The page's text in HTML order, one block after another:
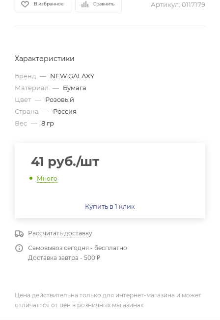
В избранное Сравнить Артикул: 0117179
Характеристики
Бренд — NEW GALAXY
Материал — Бумага
Цвет — Розовый
Страна — Россия
Вес — 8 гр
41 руб./шт
Много
Купить в 1 клик
Рассчитать доставку
Самовывоз сегодня - бесплатно
Доставка завтра - 500 ₽
Цена действительна только для интернет-магазина и может
отличаться от цен в розничных магазинах